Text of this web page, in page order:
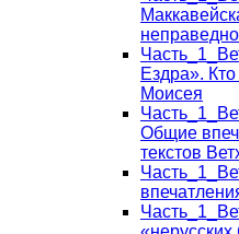
Ездра».
Моисея
Общие
текстов